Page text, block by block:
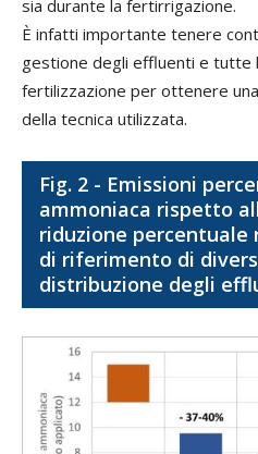
sia durante la fertirrigazione.
È infatti importante tenere
gestione degli effluenti e tutte
fertilizzazione per ottenere
della tecnica utilizzata.
Fig. 2 - Emissioni
ammoniaca rispetto
riduzione
di riferimento di
distribuzione degli